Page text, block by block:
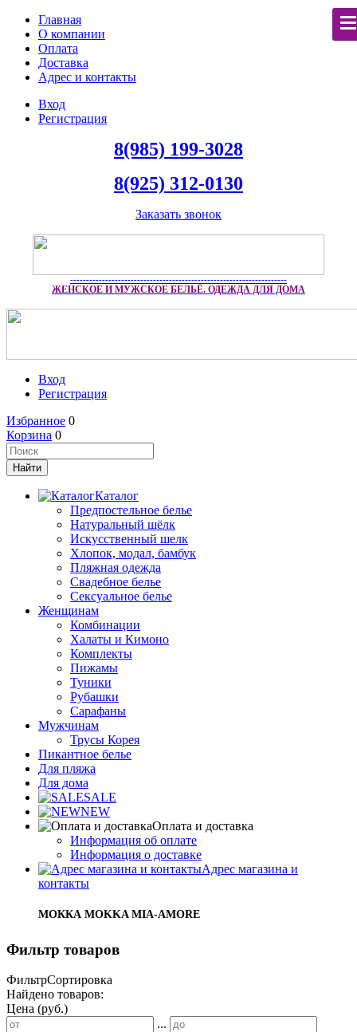
Главная
О компании
Оплата
Доставка
Адрес и контакты
Вход
Регистрация
8(985) 199-3028
8(925) 312-0130
Заказать звонок
--------------------------------------------------------------------
ЖЕНСКОЕ И МУЖСКОЕ БЕЛЬЁ. ОДЕЖДА ДЛЯ ДОМА
Вход
Регистрация
Избранное 0
Корзина 0
Каталог
Предпостельное белье
Натуральный шёлк
Искусственный шелк
Хлопок, модал, бамбук
Пляжная одежда
Свадебное белье
Сексуальное белье
Женщинам
Комбинации
Халаты и Кимоно
Комплекты
Пижамы
Туники
Рубашки
Сарафаны
Мужчинам
Трусы Корея
Пикантное белье
Для пляжа
Для дома
SALE
NEW
Оплата и доставка
Информация об оплате
Информация о доставке
Адрес магазина и
контакты
МОККА MOKKA MIA-AMORE
Фильтр товаров
ФильтрСортировка
Найдено товаров:
Цена (руб.)
...